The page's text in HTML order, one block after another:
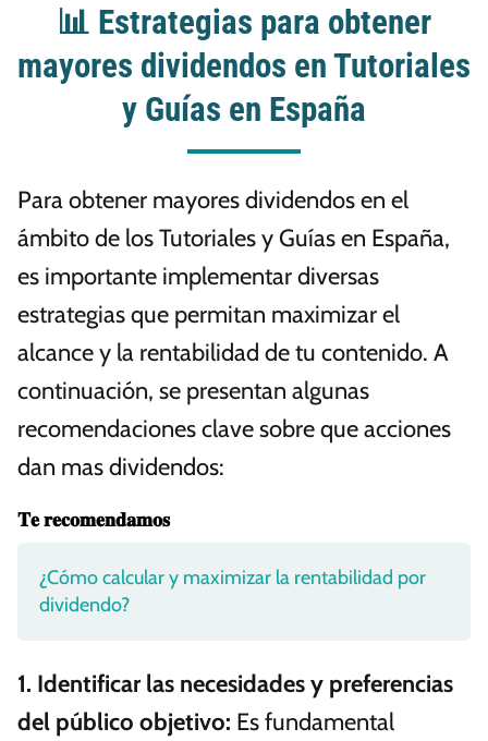
📊 Estrategias para obtener
mayores dividendos en Tutoriales
y Guías en España
Para obtener mayores dividendos en el
ámbito de los Tutoriales y Guías en España,
es importante implementar diversas
estrategias que permitan maximizar el
alcance y la rentabilidad de tu contenido. A
continuación, se presentan algunas
recomendaciones clave sobre que acciones
dan mas dividendos:
𝐓𝐞 𝐫𝐞𝐜𝐨𝐦𝐞𝐧𝐝𝐚𝐦𝐨𝐬
¿Cómo calcular y maximizar la rentabilidad por
dividendo?
1. Identificar las necesidades y preferencias
del público objetivo: Es fundamental